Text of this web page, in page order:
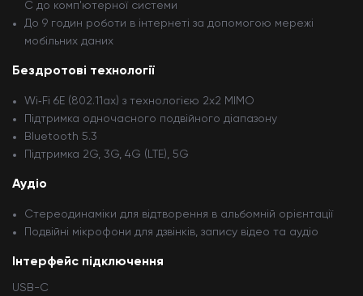
C до комп'ютерної системи
До 9 годин роботи в інтернеті за допомогою мережі
мобільних даних
Бездротові технології
Wi‑Fi 6E (802.11ax) з технологією 2x2 MIMO
Підтримка одночасного подвійного діапазону
Bluetooth 5.3
Підтримка 2G, 3G, 4G (LTE), 5G
Аудіо
Стереодинаміки для відтворення в альбомній орієнтації
Подвійні мікрофони для дзвінків, запису відео та аудіо
Інтерфейс підключення
USB-C